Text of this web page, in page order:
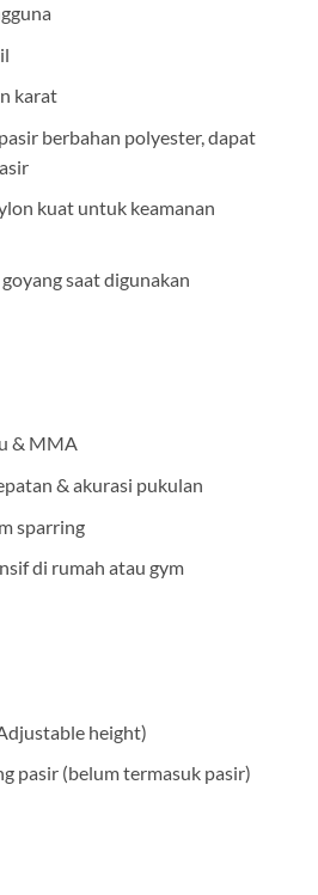
karat
berbahan polyester, dapat
kuat untuk keamanan
saat digunakan
& MMA
& akurasi pukulan
sparring
di rumah atau gym
height)
pasir (belum termasuk pasir)